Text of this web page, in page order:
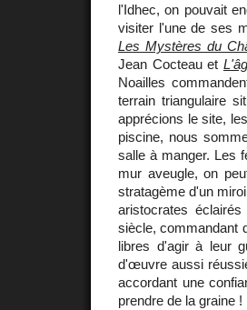
l'Idhec, on pouvait
visiter l'une de ses
Les Mystères du
Jean Cocteau et
Noailles
terrain triangulaire
apprécions le site,
piscine, nous
salle à manger. Les
mur aveugle, on
stratagème d'un
aristocrates
siècle, commandant
libres d'agir à leur
d'œuvre aussi
accordant une
prendre de la graine !